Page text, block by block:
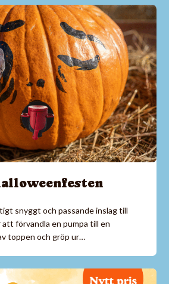
snyggt och passande inslag till
förvandla en pumpa till en
toppen och gröp ur…